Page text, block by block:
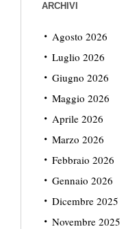
ARCHIVI
Agosto 2026
Luglio 2026
Giugno 2026
Maggio 2026
Aprile 2026
Marzo 2026
Febbraio 2026
Gennaio 2026
Dicembre 2025
Novembre 2025